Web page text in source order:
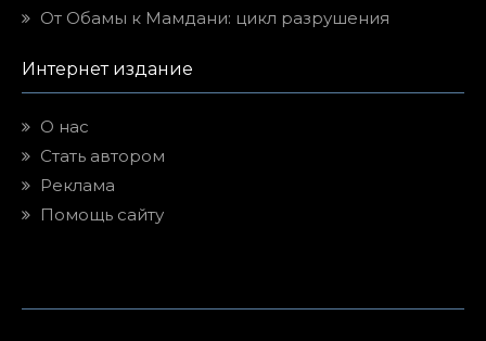
От Обамы к Мамдани: цикл разрушения
Интернет издание
О нас
Стать автором
Реклама
Помощь сайту